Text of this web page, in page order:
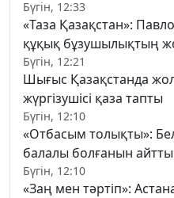
Бүгін, 12:33
«Таза Қазақстан»:
құқық бұзушылықтың
Бүгін, 12:21
Шығыс Қазақстанда жол
жүргізушісі қаза тапты
Бүгін, 12:10
«Отбасым толықты»:
балалы болғанын айтты
Бүгін, 12:10
«Заң мен тәртіп»: